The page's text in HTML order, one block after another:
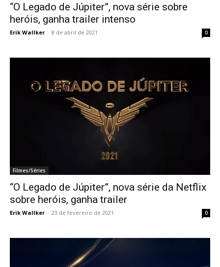
“O Legado de Júpiter”, nova série sobre
heróis, ganha trailer intenso
Erik Wallker - 8 de abril de 2021 0
Filmes/Séries
“O Legado de Júpiter”, nova série da Netflix
sobre heróis, ganha trailer
Erik Wallker - 23 de fevereiro de 2021 0